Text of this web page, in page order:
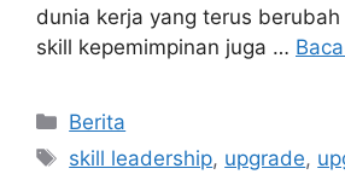
dunia kerja yang terus
skill kepemimpinan juga …
Kategori
Berita
Tag
skill leadership, upgrade,